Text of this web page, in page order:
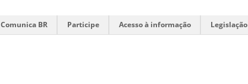
Comunica BR Participe Acesso à informação Legislação